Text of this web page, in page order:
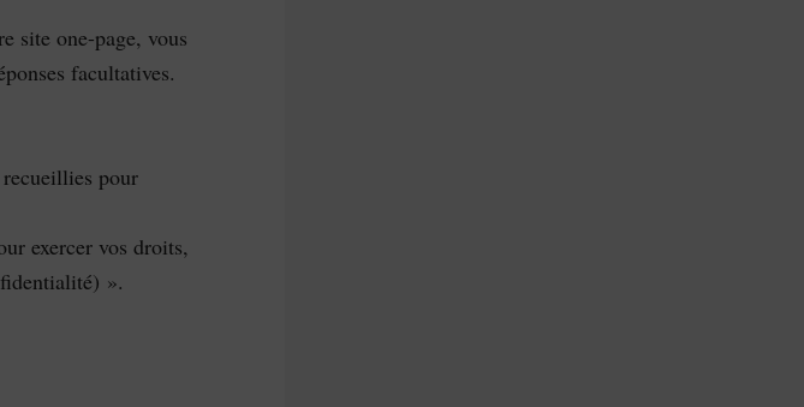
site one-page, vous
facultatives.
pour
exercer vos droits,
».